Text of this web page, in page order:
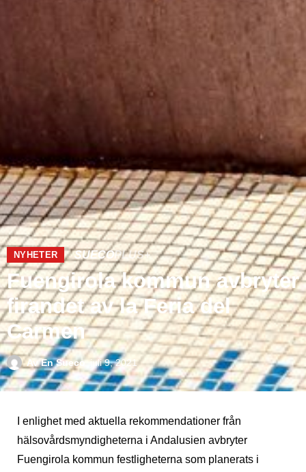
NYHETER SUECOPLUS+
Fuengirola kommun avbryter
firandet av la Feria del
Carmen
AvEn Sueco juli 9, 2021
I enlighet med aktuella rekommendationer från
hälsovårdsmyndigheterna i Andalusien avbryter
Fuengirola kommun festligheterna som planerats i